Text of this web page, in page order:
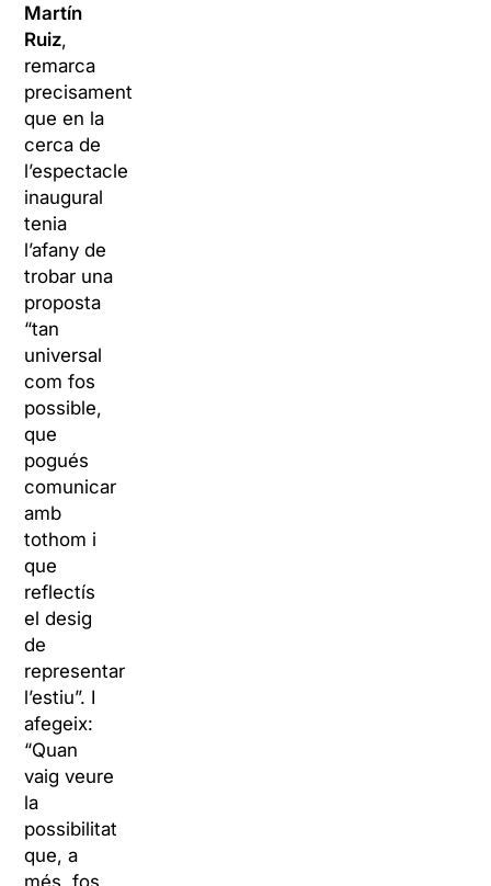
Martín
Ruiz,
remarca
precisament
que en la
cerca de
l’espectacle
inaugural
tenia
l’afany de
trobar una
proposta
“tan
universal
com fos
possible,
que
pogués
comunicar
amb
tothom i
que
reflectís
el desig
de
representar
l’estiu”. I
afegeix:
“Quan
vaig veure
la
possibilitat
que, a